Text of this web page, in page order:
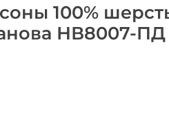
100%
НВ8007-ПД